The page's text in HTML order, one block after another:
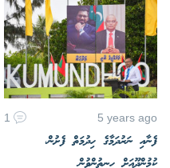
5 years ago
1
ފެނާއި ނަރުދަމާގެ ހިދުމަތް ފެށުން،